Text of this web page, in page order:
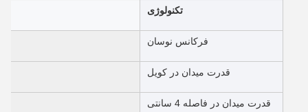
تکنولوژی
فرکانس نوسان
قدرت میدان در کویل
قدرت میدان در فاصله 4 سانتی